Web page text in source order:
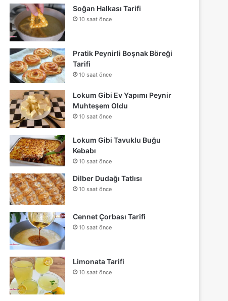
Soğan Halkası Tarifi
10 saat önce
Pratik Peynirli Boşnak Böreği
Tarifi
10 saat önce
Lokum Gibi Ev Yapımı Peynir
Muhteşem Oldu
10 saat önce
Lokum Gibi Tavuklu Buğu
Kebabı
10 saat önce
Dilber Dudağı Tatlısı
10 saat önce
Cennet Çorbası Tarifi
10 saat önce
Limonata Tarifi
10 saat önce